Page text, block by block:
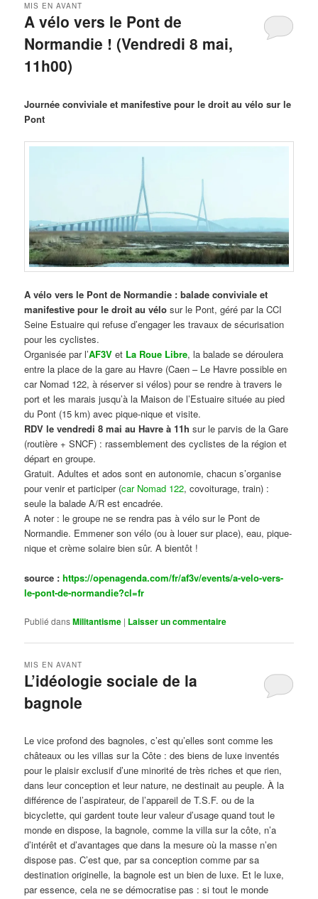
A vélo vers le Pont de
Normandie ! (Vendredi 8 mai,
11h00)
MIS EN AVANT
Journée conviviale et manifestive pour le droit au vélo sur le
Pont
A vélo vers le Pont de Normandie : balade conviviale et
manifestive pour le droit au vélo sur le Pont, géré par la CCI
Seine Estuaire qui refuse d’engager les travaux de sécurisation
pour les cyclistes.
Organisée par l’AF3V et La Roue Libre, la balade se déroulera
entre la place de la gare au Havre (Caen – Le Havre possible en
car Nomad 122, à réserver si vélos) pour se rendre à travers le
port et les marais jusqu’à la Maison de l’Estuaire située au pied
du Pont (15 km) avec pique-nique et visite.
RDV le vendredi 8 mai au Havre à 11h sur le parvis de la Gare
(routière + SNCF) : rassemblement des cyclistes de la région et
départ en groupe.
Gratuit. Adultes et ados sont en autonomie, chacun s’organise
pour venir et participer (car Nomad 122, covoiturage, train) :
seule la balade A/R est encadrée.
A noter : le groupe ne se rendra pas à vélo sur le Pont de
Normandie. Emmener son vélo (ou à louer sur place), eau, pique-
nique et crème solaire bien sûr. A bientôt !
source :https://openagenda.com/fr/af3v/events/a-velo-vers-
le-pont-de-normandie?cl=fr
Publié dansMilitantisme | Laisser un commentaire
L’idéologie sociale de la
bagnole
MIS EN AVANT
Le vice profond des bagnoles, c’est qu’elles sont comme les
châteaux ou les villas sur la Côte : des biens de luxe inventés
pour le plaisir exclusif d’une minorité de très riches et que rien,
dans leur conception et leur nature, ne destinait au peuple. À la
différence de l’aspirateur, de l’appareil de T.S.F. ou de la
bicyclette, qui gardent toute leur valeur d’usage quand tout le
monde en dispose, la bagnole, comme la villa sur la côte, n’a
d’intérêt et d’avantages que dans la mesure où la masse n’en
dispose pas. C’est que, par sa conception comme par sa
destination originelle, la bagnole est un bien de luxe. Et le luxe,
par essence, cela ne se démocratise pas : si tout le monde